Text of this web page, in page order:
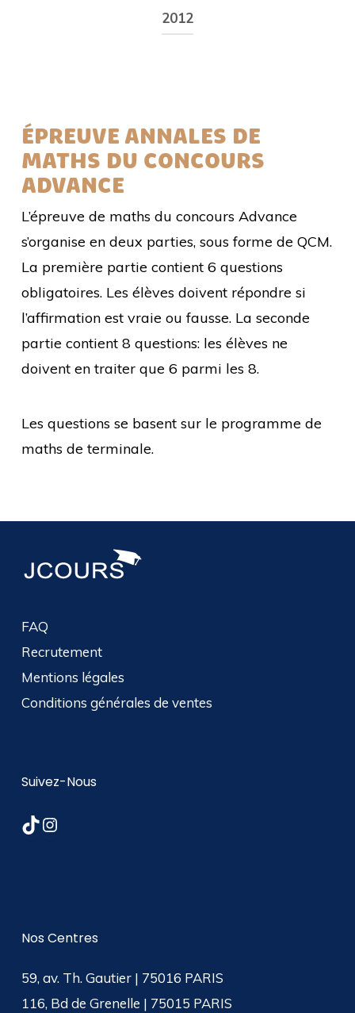
Énoncé
2012
ÉPREUVE ANNALES DE
MATHS DU CONCOURS
ADVANCE
L’épreuve de maths du concours Advance
s’organise en deux parties, sous forme de QCM.
La première partie contient 6 questions
obligatoires. Les élèves doivent répondre si
l’affirmation est vraie ou fausse. La seconde
partie contient 8 questions: les élèves ne
doivent en traiter que 6 parmi les 8.
Les questions se basent sur le programme de
maths de terminale.
FAQ
Recrutement
Mentions légales
Conditions générales de ventes
Suivez-Nous
TikTok Instagram
Nos Centres
59, av. Th. Gautier | 75016 PARIS
116, Bd de Grenelle | 75015 PARIS